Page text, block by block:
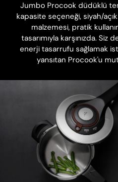
Jumbo Procook düdüklü
kapasite seçeneği, siyah/
malzemesi, pratik
tasarımıyla karşınızda. Siz
enerji tasarrufu sağlamak
yansıtan Procook'u